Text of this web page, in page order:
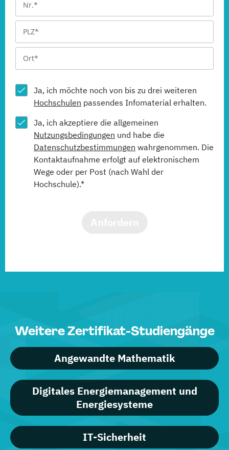
Ja, ich möchte noch von bis zu drei weiteren
Hochschulen passendes Infomaterial erhalten.
Ja, ich akzeptiere die allgemeinen
Nutzungsbedingungen und habe die
Datenschutzbestimmungen wahrgenommen. Die
Kontaktaufnahme erfolgt auf elektronischem
Wege oder per Post (nach Wahl der
Hochschule).*
Weitere Zertifikat-Studiengänge
Angewandte Mathematik
Digitales Energiemanagement und
Energiesysteme
IT-Sicherheit